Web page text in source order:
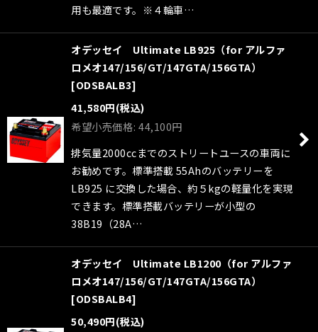
用も最適です。※４輪車…
オデッセイ Ultimate LB925（for アルファ
ロメオ147/156/GT/147GTA/156GTA）
[ODSBALB3]
41,580円(税込)
希望小売価格: 44,100円
排気量2000ccまでのストリートユースの車両に
お勧めです。標準搭載 55Ahのバッテリーを
LB925 に交換した場合、約５kgの軽量化を実現
できます。標準搭載バッテリーが小型の
38B19（28A…
オデッセイ Ultimate LB1200（for アルファ
ロメオ147/156/GT/147GTA/156GTA）
[ODSBALB4]
50,490円(税込)